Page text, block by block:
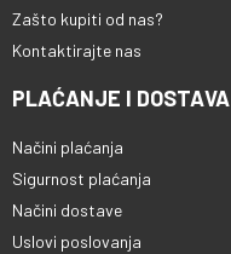
Zašto kupiti od nas?
Kontaktirajte nas
PLAĆANJE I DOSTAVA
Načini plaćanja
Sigurnost plaćanja
Načini dostave
Uslovi poslovanja